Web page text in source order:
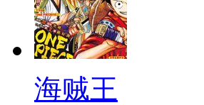
海贼王